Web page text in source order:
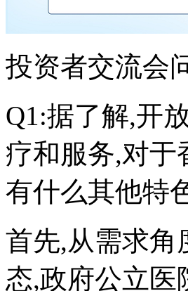
投资者交流会
Q1:据了解,开
疗和服务,对于
有什么其他特
首先,从需求角
态,政府公立医